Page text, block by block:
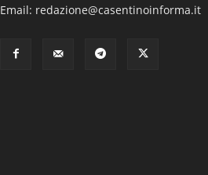
Email: redazione@casentinoinforma.it